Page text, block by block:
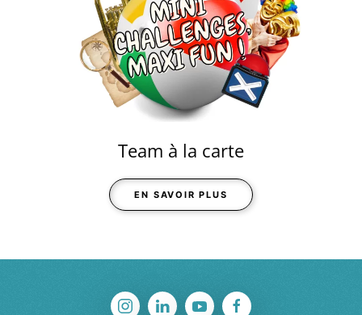
Team à la carte
EN SAVOIR PLUS